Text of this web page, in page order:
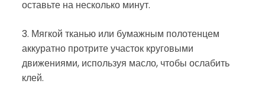
оставьте на несколько минут.
3. Мягкой тканью или бумажным полотенцем
аккуратно протрите участок круговыми
движениями, используя масло, чтобы ослабить
клей.